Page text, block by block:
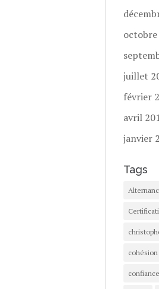
octobre
juillet
février
avril
janvier
Tags
cohésion
confiance